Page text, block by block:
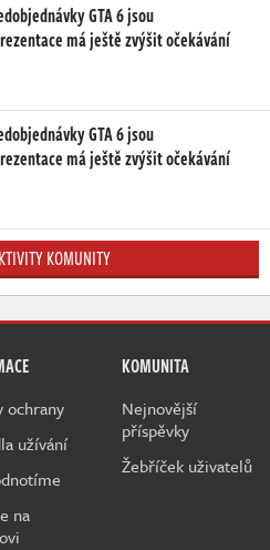
GTA 6 jsou
má ještě zvýšit očekávání
GTA 6 jsou
má ještě zvýšit očekávání
KOMUNITY
ochrany
užívání
na
KOMUNITA
Nejnovější
příspěvky
Žebříček uživatelů